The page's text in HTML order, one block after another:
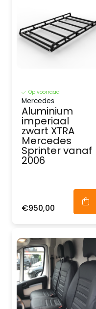
Op voorraad
Mercedes
Aluminium
imperiaal
zwart XTRA
Mercedes
Sprinter vanaf
2006
€950,00